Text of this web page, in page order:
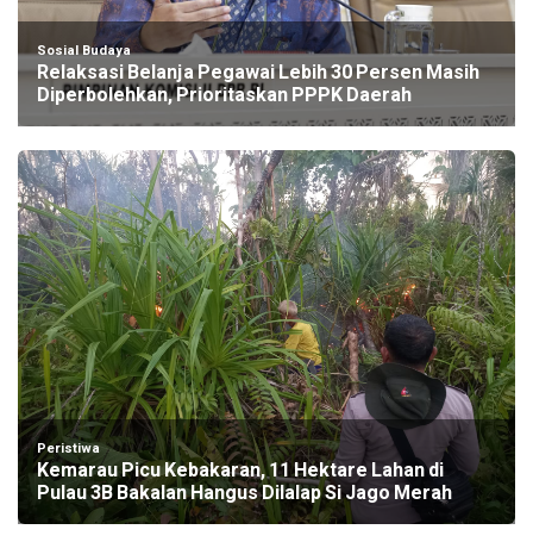
Sosial Budaya
Relaksasi Belanja Pegawai Lebih 30 Persen Masih
Diperbolehkan, Prioritaskan PPPK Daerah
Peristiwa
Kemarau Picu Kebakaran, 11 Hektare Lahan di
Pulau 3B Bakalan Hangus Dilalap Si Jago Merah